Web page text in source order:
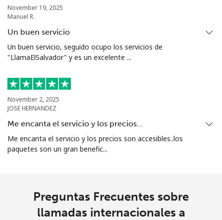
November 19, 2025
Manuel R.
Un buen servicio
Un buen servicio, seguido ocupo los servicios de
"LlamaElSalvador" y es un excelente ...
November 2, 2025
JOSE HERNANDEZ
Me encanta el servicio y los precios…
Me encanta el servicio y los precios son accesibles..los
paquetes son un gran benefic...
Preguntas Frecuentes sobre
llamadas internacionales a